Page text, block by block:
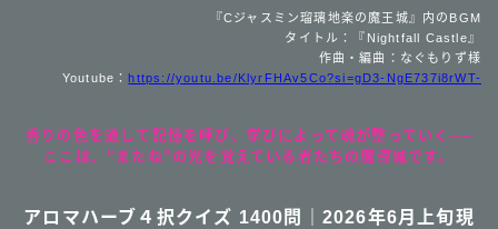
『Cジャスミン瑠璃地楽の魔王城』内のBGM
タイトル：『Nightfall Castle』
作曲・編曲：なぐもりず様
Youtube：https://youtu.be/KlyrFHAv5Co?si=gD3-NgE737i8rWT-
香りの色を通して記憶を呼び、学びによって魂が整っていく──
ここは、“またね”の光を覚えている者たちの魔導城です。
アロマハーブ４択クイズ 1400問｜2026年6月上旬現